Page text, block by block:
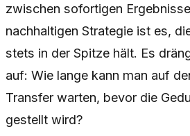
zwischen sofortigen
nachhaltigen Strategie ist es,
stets in der Spitze hält. Es
auf: Wie lange kann man auf
Transfer warten, bevor die
gestellt wird?